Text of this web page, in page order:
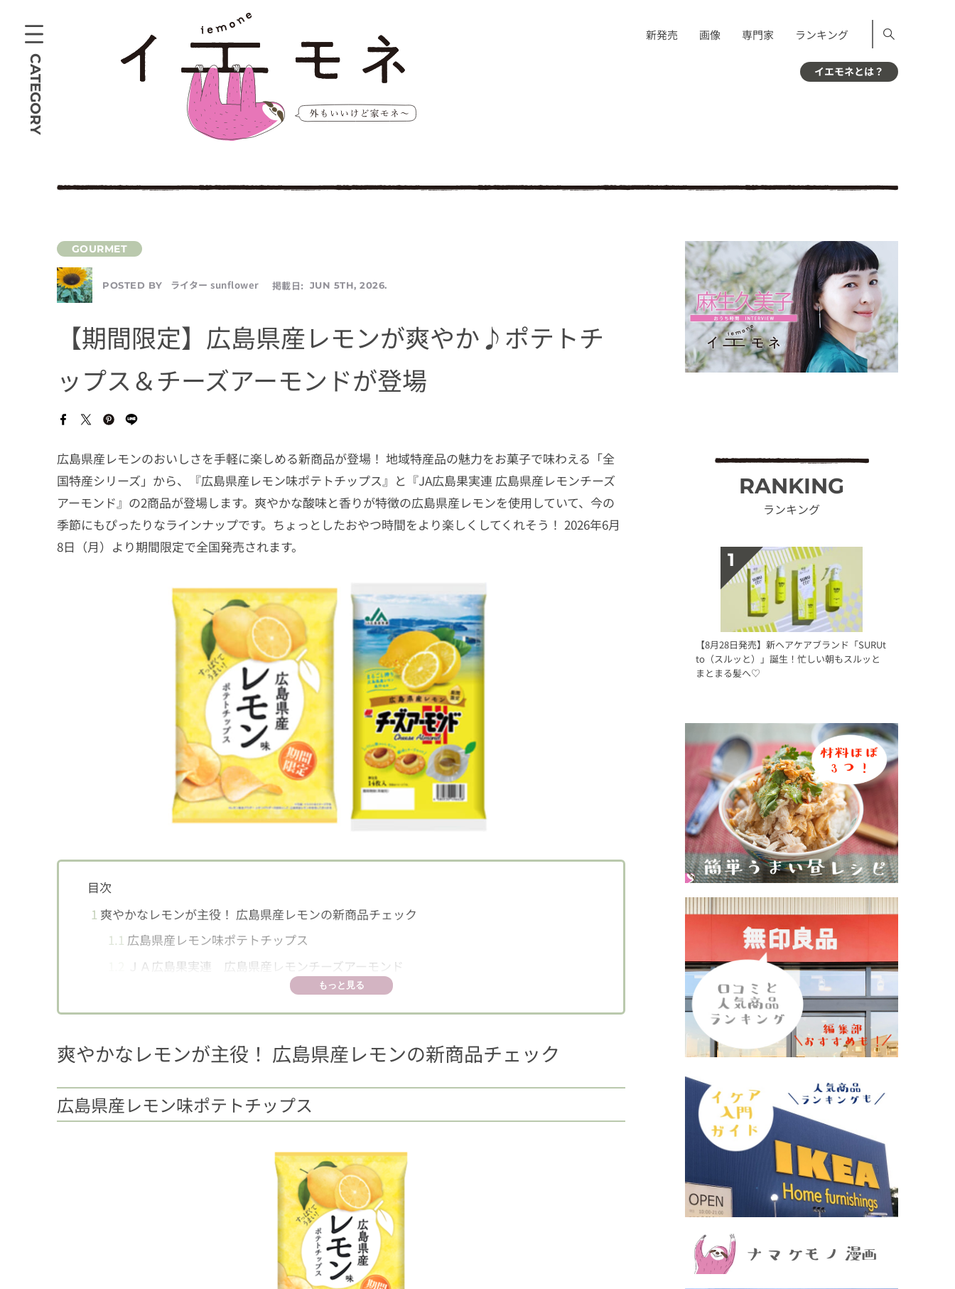
CATEGORY
新発売 画像 専門家 ランキング
イエモネとは？
POSTED BY ライター sunflower 掲載日: JUN 5TH, 2026.
【期間限定】広島県産レモンが爽やか♪ポテトチ
ップス＆チーズアーモンドが登場
広島県産レモンのおいしさを手軽に楽しめる新商品が登場！ 地域特産品の魅力をお菓子で味わえる「全
国特産シリーズ」から、『広島県産レモン味ポテトチップス』と『JA広島果実連 広島県産レモンチーズ
アーモンド』の2商品が登場します。爽やかな酸味と香りが特徴の広島県産レモンを使用していて、今の
季節にもぴったりなラインナップです。ちょっとしたおやつ時間をより楽しくしてくれそう！ 2026年6月
8日（月）より期間限定で全国発売されます。
目次
1 爽やかなレモンが主役！ 広島県産レモンの新商品チェック
1.1 広島県産レモン味ポテトチップス
ＪＡ広島果実連 広島県産レモンチーズアーモンド
もっと見る
爽やかなレモンが主役！ 広島県産レモンの新商品チェック
広島県産レモン味ポテトチップス
RANKING
ランキング
【8月28日発売】新ヘアケアブランド「SURUt
to（スルッと）」誕生！忙しい朝もスルッと
まとまる髪へ♡